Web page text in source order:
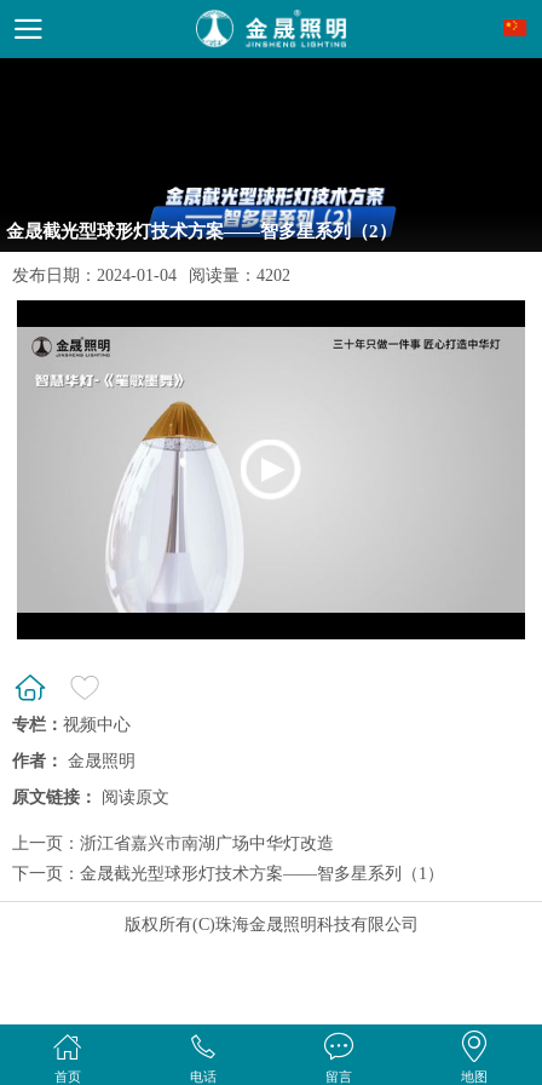
金晟截光型球形灯技术方案——智多星系列（2）
发布日期： 2024-01-04 阅读量： 4202
专栏： 视频中心
作者： 金晟照明
原文链接：
阅读原文
上一页： 浙江省嘉兴市南湖广场中华灯改造
下一页： 金晟截光型球形灯技术方案——智多星系列（1）
版权所有(C)珠海金晟照明科技有限公司
首页 电话 留言 地图